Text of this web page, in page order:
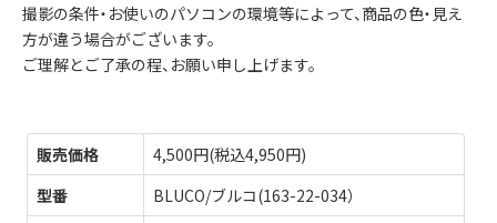
撮影の条件・お使いのパソコンの環境等によって、商品の色・見え
方が違う場合がございます。
ご理解とご了承の程、お願い申し上げます。
販売価格
4,500円(税込4,950円)
型番
BLUCO/ブルコ(163-22-034）